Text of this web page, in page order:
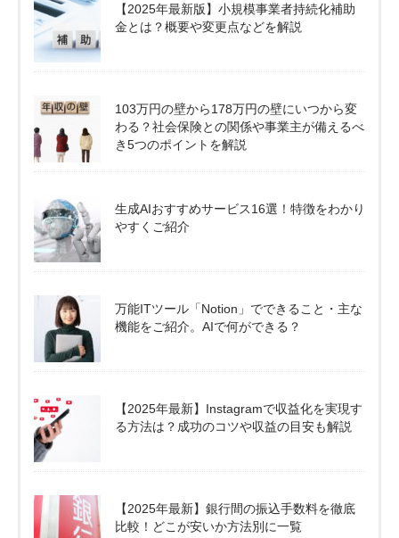
【2025年最新版】小規模事業者持続化補助
金とは？概要や変更点などを解説
103万円の壁から178万円の壁にいつから変
わる？社会保険との関係や事業主が備えるべ
き5つのポイントを解説
生成AIおすすめサービス16選！特徴をわかり
やすくご紹介
万能ITツール「Notion」でできること・主な
機能をご紹介。AIで何ができる？
【2025年最新】Instagramで収益化を実現す
る方法は？成功のコツや収益の目安も解説
【2025年最新】銀行間の振込手数料を徹底
比較！どこが安いか方法別に一覧